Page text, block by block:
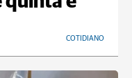
COTIDIANO